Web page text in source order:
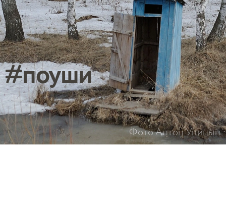
#поуши
Фото Антон Уницын